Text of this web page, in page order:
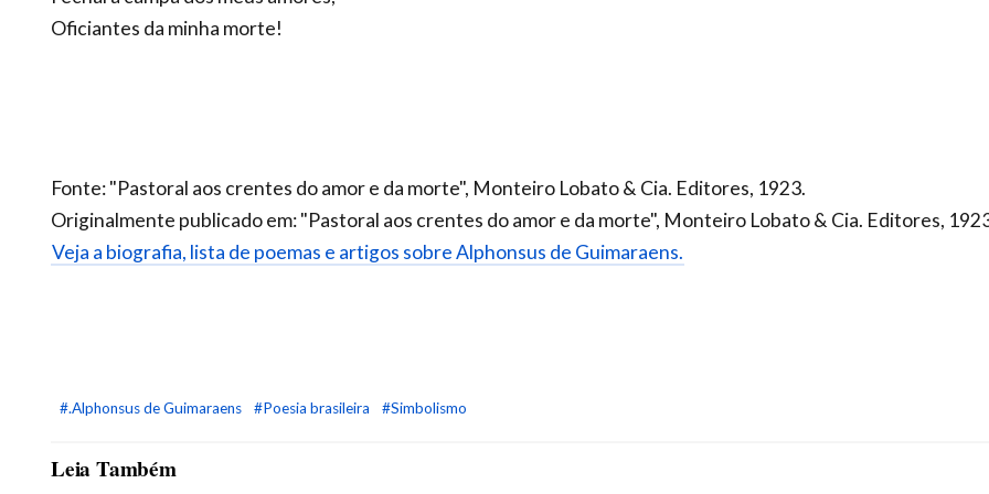
Oficiantes da minha morte!
Fonte: "Pastoral aos crentes do amor e da morte", Monteiro Lobato & Cia. Editores, 1923.
Originalmente publicado em: "Pastoral aos crentes do amor e da morte", Monteiro Lobato & Cia. Editores,
Veja a biografia, lista de poemas e artigos sobre Alphonsus de Guimaraens.
#.Alphonsus de Guimaraens #Poesia brasileira #Simbolismo
Leia Também